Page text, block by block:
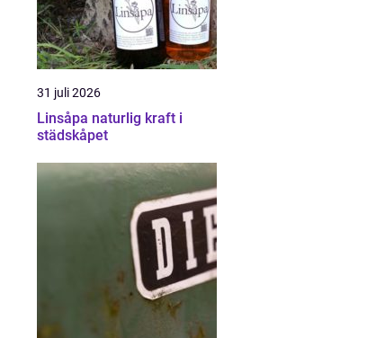
31 juli 2026
Linsåpa naturlig kraft i
städskåpet